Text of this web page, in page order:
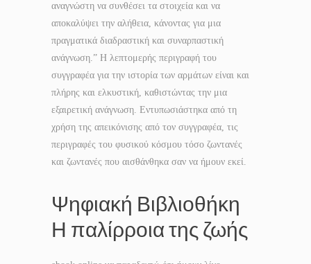
αναγνώστη να συνθέσει τα στοιχεία και να
αποκαλύψει την αλήθεια, κάνοντας για μια
πραγματικά διαδραστική και συναρπαστική
ανάγνωση.” Η λεπτομερής περιγραφή του
συγγραφέα για την ιστορία των αρμάτων είναι και
πλήρης και ελκυστική, καθιστώντας την μια
εξαιρετική ανάγνωση. Εντυπωσιάστηκα από τη
χρήση της απεικόνισης από τον συγγραφέα, τις
περιγραφές του φυσικού κόσμου τόσο ζωντανές
και ζωντανές που αισθάνθηκα σαν να ήμουν εκεί.
Ψηφιακή Βιβλιοθήκη
Η παλίρροια της ζωής